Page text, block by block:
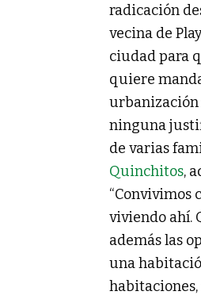
radicación
vecina de
ciudad para
quiere
urbanización
ninguna
de varias
Quinchitos,
“Convivimos
viviendo ahí.
además las
una
habitaciones,